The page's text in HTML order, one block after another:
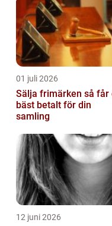
01 juli 2026
Sälja frimärken så får du
bäst betalt för din
samling
12 juni 2026